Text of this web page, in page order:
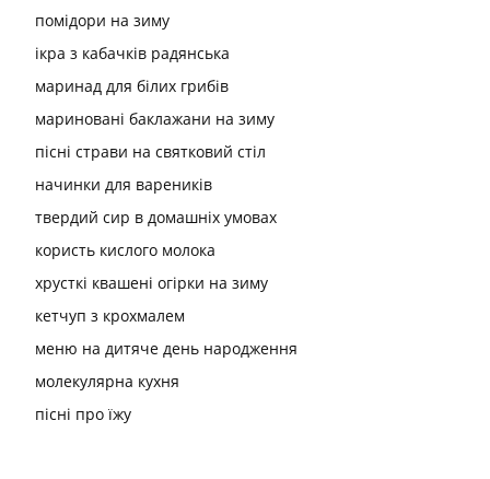
помідори на зиму
ікра з кабачків радянська
маринад для білих грибів
мариновані баклажани на зиму
пісні страви на святковий стіл
начинки для вареників
твердий сир в домашніх умовах
користь кислого молока
хрусткі квашені огірки на зиму
кетчуп з крохмалем
меню на дитяче день народження
молекулярна кухня
пісні про їжу